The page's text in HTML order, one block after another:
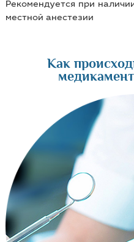
Рекомендуется при
местной анестезии
Как